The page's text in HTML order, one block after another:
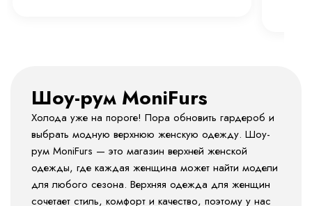
Шоу-рум MoniFurs
Холода уже на пороге! Пора обновить гардероб и
выбрать модную верхнюю женскую одежду. Шоу-
рум MoniFurs — это магазин верхней женской
одежды, где каждая женщина может найти модели
для любого сезона. Верхняя одежда для женщин
сочетает стиль, комфорт и качество, поэтому у нас